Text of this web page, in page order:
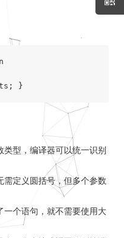
型，编译器可以统一识别
定义圆括号，但多个参数
一个语句，就不需要使用大